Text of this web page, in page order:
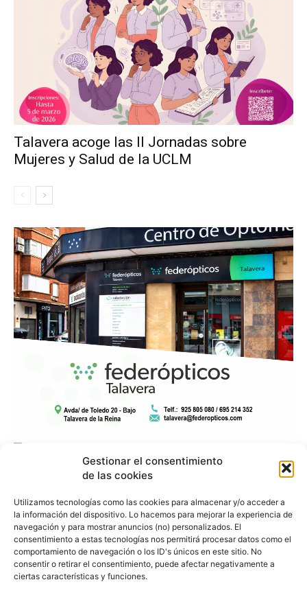
Gestionar el consentimiento
de las cookies
Utilizamos tecnologías como las cookies para almacenar y/o acceder a
la información del dispositivo. Lo hacemos para mejorar la experiencia de
navegación y para mostrar anuncios (no) personalizados. El
consentimiento a estas tecnologías nos permitirá procesar datos como el
comportamiento de navegación o los ID's únicos en este sitio. No
consentir o retirar el consentimiento, puede afectar negativamente a
ciertas características y funciones.
Talavera acoge las II Jornadas sobre
Mujeres y Salud de la UCLM